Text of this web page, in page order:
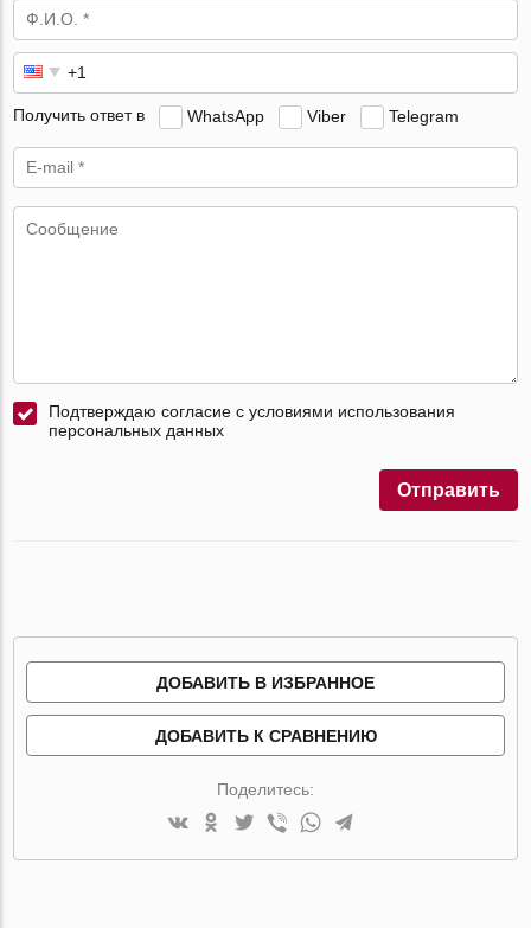
Получить ответ в WhatsApp Viber Telegram
Подтверждаю согласие с условиями использования
персональных данных
Отправить
ДОБАВИТЬ В ИЗБРАННОЕ
ДОБАВИТЬ К СРАВНЕНИЮ
Поделитесь: